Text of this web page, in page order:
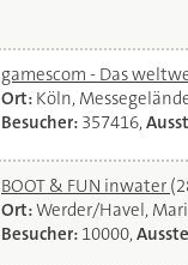
gamescom - Das
Ort: Köln,
Besucher: 357416,
BOOT & FUN inwater
Ort:Werder/Havel,
Besucher: 10000,